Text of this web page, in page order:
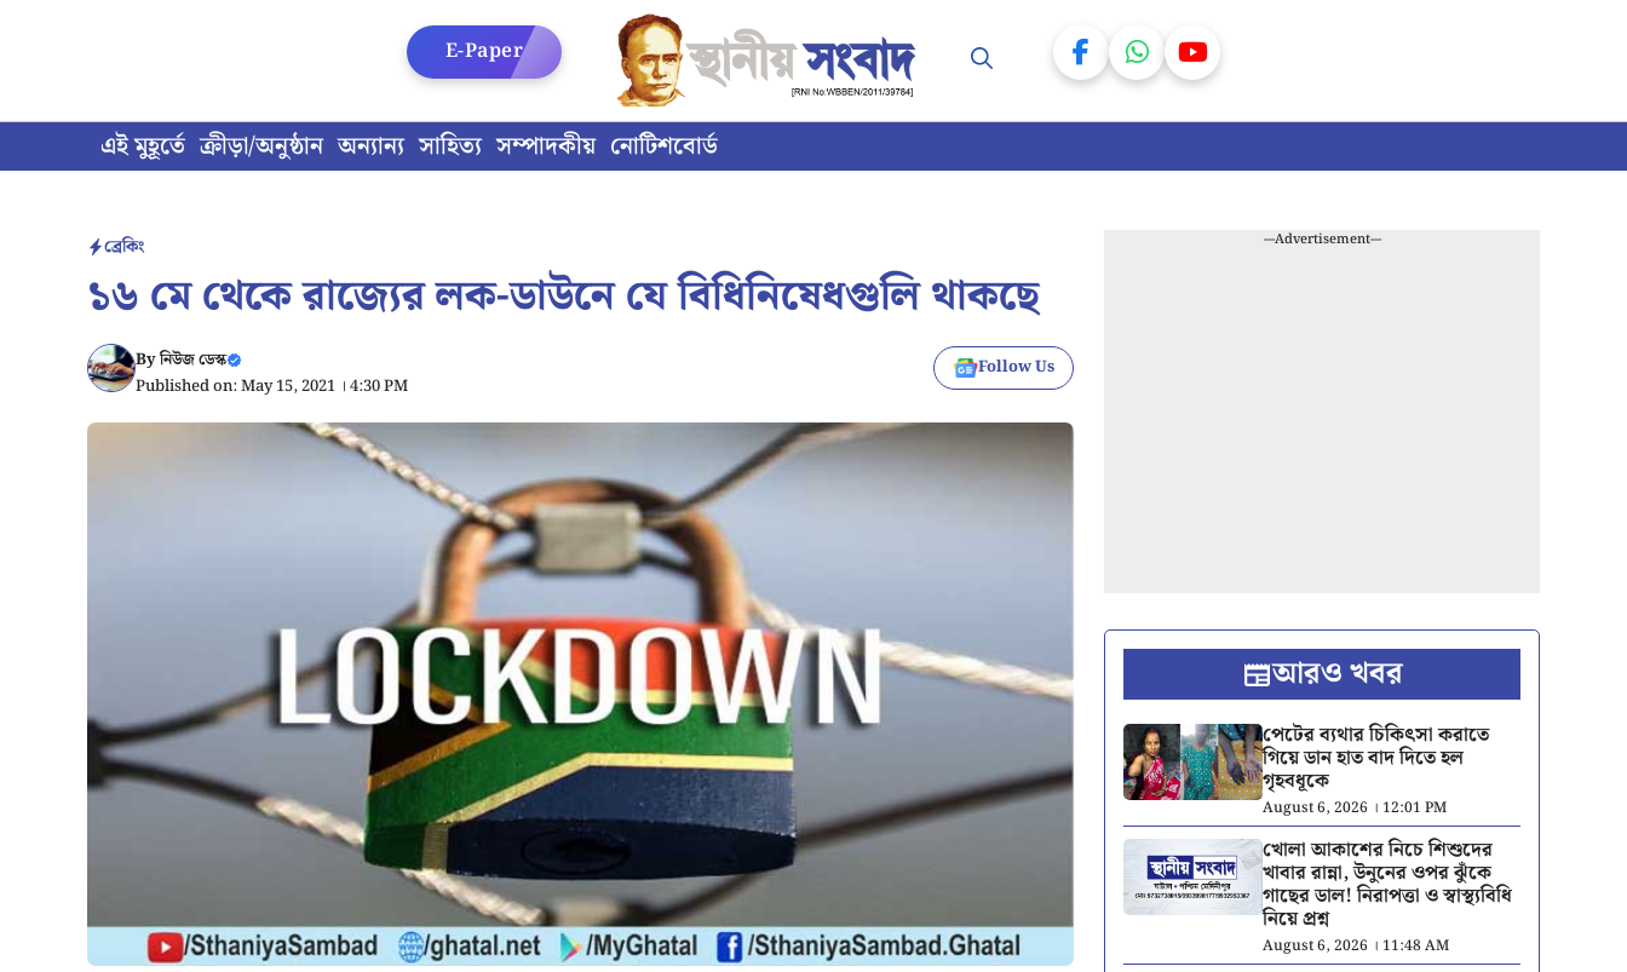
এই মুহূর্তে ক্রীড়া/অনুষ্ঠান অন্যান্য সাহিত্য সম্পাদকীয় নোটিশবোর্ড
E-Paper
ব্রেকিং
১৬ মে থেকে রাজ্যের লক-ডাউনে যে বিধিনিষেধগুলি থাকছে
Byনিউজ ডেস্ক
Published on: May 15, 2021 । 4:30 PM
Follow Us
---Advertisement---
আরও খবর
পেটের ব্যথার চিকিৎসা করাতে
গিয়ে ডান হাত বাদ দিতে হল
গৃহবধূকে
August 6, 2026 । 12:01 PM
খোলা আকাশের নিচে শিশুদের
খাবার রান্না, উনুনের ওপর ঝুঁকে
গাছের ডাল! নিরাপত্তা ও স্বাস্থ্যবিধি
নিয়ে প্রশ্ন
August 6, 2026 । 11:48 AM